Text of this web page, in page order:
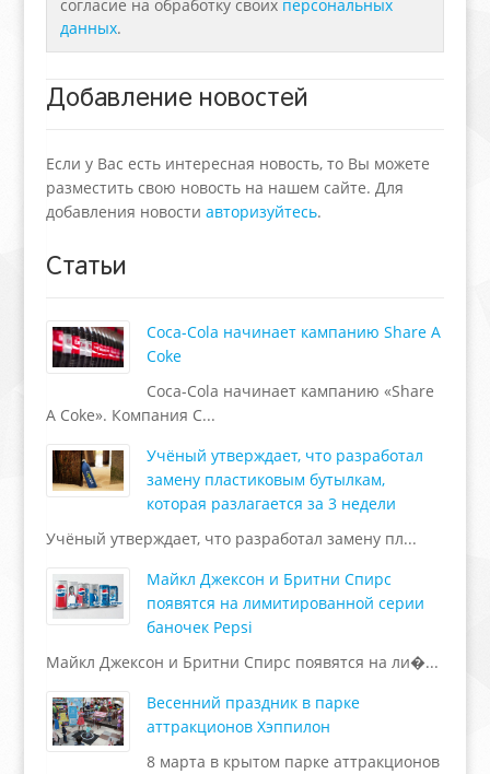
согласие на обработку своих персональных
данных.
Добавление новостей
Если у Вас есть интересная новость, то Вы можете
разместить свою новость на нашем сайте. Для
добавления новостиавторизуйтесь.
Статьи
Coca-Cola начинает кампанию Share A
Coke
Coca-Cola начинает кампанию «Share
A Coke». Компания C...
Учёный утверждает, что разработал
замену пластиковым бутылкам,
которая разлагается за 3 недели
Учёный утверждает, что разработал замену пл...
Майкл Джексон и Бритни Спирс
появятся на лимитированной серии
баночек Pepsi
Майкл Джексон и Бритни Спирс появятся на ли�...
Весенний праздник в парке
аттракционов Хэппилон
8 марта в крытом парке аттракционов